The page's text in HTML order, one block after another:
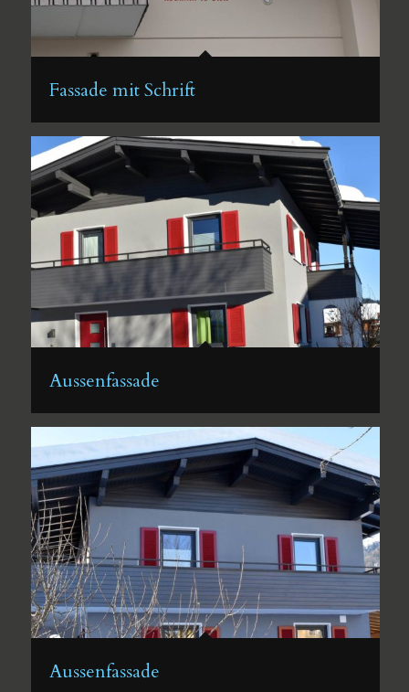
Fassade mit Schrift
Aussenfassade
Aussenfassade